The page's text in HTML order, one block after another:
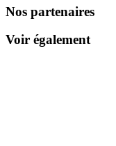
Nos partenaires
Voir également